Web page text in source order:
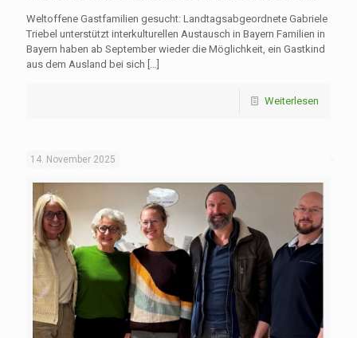
Weltoffene Gastfamilien gesucht: Landtagsabgeordnete Gabriele
Triebel ‍unterstützt interkulturellen Austausch ‍in ‍Bayern Familien in
Bayern haben ab September ‍wieder die Möglichkeit, ein Gastkind
aus dem Ausland bei sich […]
Weiterlesen
14. November 2025